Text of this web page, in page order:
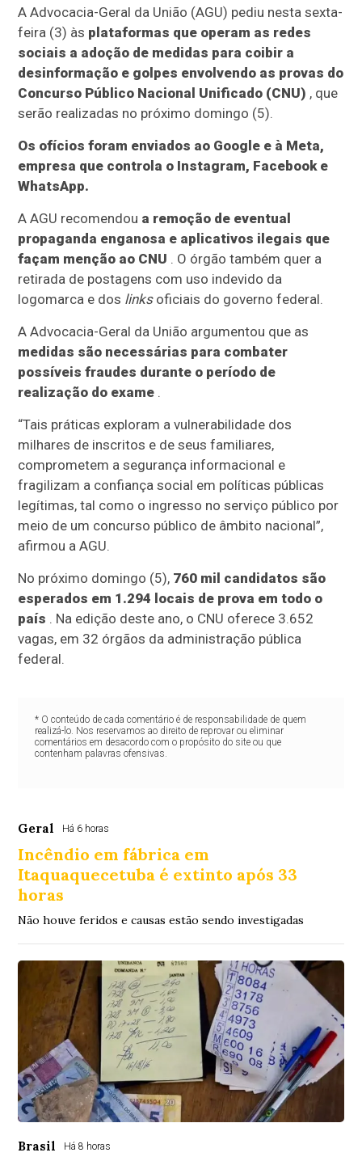
A Advocacia-Geral da União (AGU) pediu nesta sexta-
feira (3) às plataformas que operam as redes
sociais a adoção de medidas para coibir a
desinformação e golpes envolvendo as provas do
Concurso Público Nacional Unificado (CNU) , que
serão realizadas no próximo domingo (5).
Os ofícios foram enviados ao Google e à Meta,
empresa que controla o Instagram, Facebook e
WhatsApp.
A AGU recomendou a remoção de eventual
propaganda enganosa e aplicativos ilegais que
façam menção ao CNU . O órgão também quer a
retirada de postagens com uso indevido da
logomarca e dos linksoficiais do governo federal.
A Advocacia-Geral da União argumentou que as
medidas são necessárias para combater
possíveis fraudes durante o período de
realização do exame .
“Tais práticas exploram a vulnerabilidade dos
milhares de inscritos e de seus familiares,
comprometem a segurança informacional e
fragilizam a confiança social em políticas públicas
legítimas, tal como o ingresso no serviço público por
meio de um concurso público de âmbito nacional”,
afirmou a AGU.
No próximo domingo (5), 760 mil candidatos são
esperados em 1.294 locais de prova em todo o
país . Na edição deste ano, o CNU oferece 3.652
vagas, em 32 órgãos da administração pública
federal.
* O conteúdo de cada comentário é de responsabilidade de quem
realizá-lo. Nos reservamos ao direito de reprovar ou eliminar
comentários em desacordo com o propósito do site ou que
contenham palavras ofensivas.
Geral Há 6 horas
Incêndio em fábrica em
Itaquaquecetuba é extinto após 33
horas
Não houve feridos e causas estão sendo investigadas
Brasil Há 8 horas